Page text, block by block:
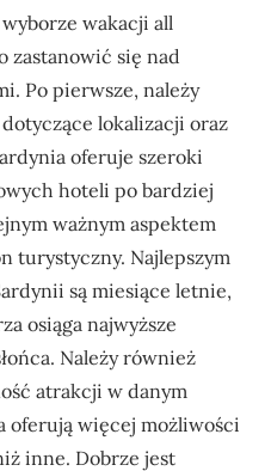
wakacji all
zastanowić się nad
Po pierwsze, należy
lokalizacji oraz
oferuje szeroki
hoteli po bardziej
ważnym aspektem
turystyczny. Najlepszym
są miesiące letnie,
osiąga najwyższe
Należy również
atrakcji w danym
oferują więcej możliwości
inne. Dobrze jest